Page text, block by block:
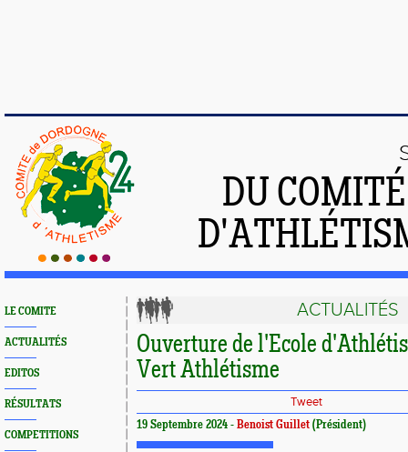
DU
LE COMITE
ACTUALITÉS
EDITOS
RÉSULTATS
COMPETITIONS
ACTUALITÉS
Ouverture de l'Ecole
Vert Athlétisme
Tweet
19 Septembre 2024 - Benoist Guillet (Président)